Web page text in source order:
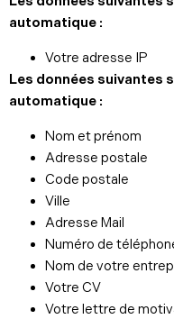
automatique :
Votre adresse IP
Les données suivantes
automatique :
Nom et prénom
Adresse postale
Code postale
Ville
Adresse Mail
Numéro de
Nom de votre
Votre CV
Votre lettre de